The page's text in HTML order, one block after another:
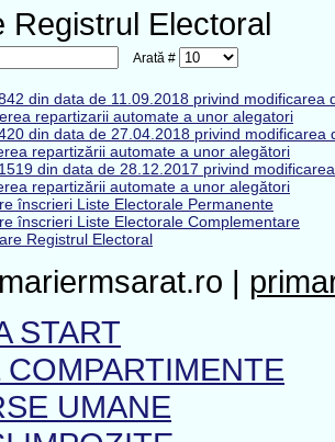
Registrul Electoral
Arată #
din data de 11.09.2018 privind
repartizarii automate a unor alegatori
din data de 27.04.2018 privind
repartizării automate a unor alegători
din data de 28.12.2017 privind
repartizării automate a unor alegători
înscrieri Liste Electorale Permanente
înscrieri Liste Electorale Complementare
Registrul Electoral
|
START
COMPARTIMENTE
UMANE